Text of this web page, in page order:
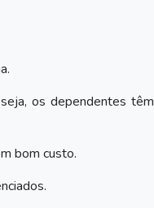
os dependentes têm
bom custo.